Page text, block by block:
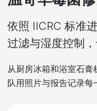
依照 IICRC 标准
过滤与湿度控制
从厨房冰箱和浴室石
队用照片与报告记录每